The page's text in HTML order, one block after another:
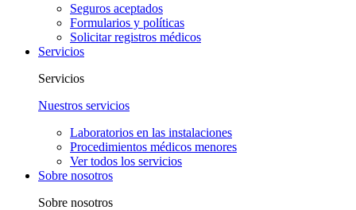
Seguros aceptados
Formularios y políticas
Solicitar registros médicos
Servicios
Servicios
Nuestros servicios
Laboratorios en las instalaciones
Procedimientos médicos menores
Ver todos los servicios
Sobre nosotros
Sobre nosotros